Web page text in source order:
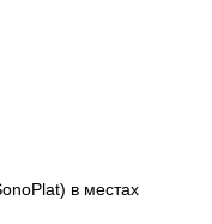
в местах